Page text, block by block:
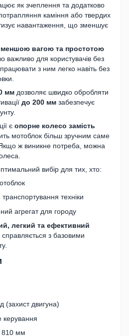
як зчеплення та додатково
каміння або твердих
навантаження, що зменшує
меншою вагою та простотою
важливо для користувачів без
з ним легко навіть без
мм дозволяє швидко обробляти
до 200 мм забезпечує
є опорне колесо замість
мотоблок більш зручним саме
ж виникне потреба, можна
вибір для тих, хто:
техніки
агрегат для городу
легкий та ефективний
справляється з базовими
(захист двигуна)
керування
810 мм